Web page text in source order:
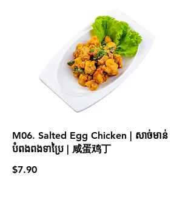
M06. Salted Egg Chicken | សាច់មាន់
បំពងពងទាប្រៃ | 咸蛋鸡丁
$7.90